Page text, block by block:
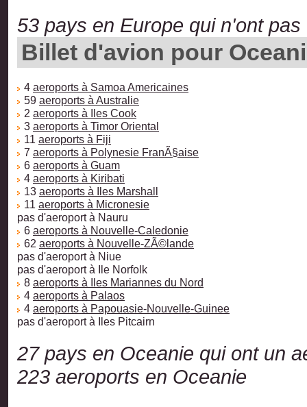
53 pays en Europe qui n'ont
Billet d'avion pour
4 aeroports à Samoa Americaines
59 aeroports à Australie
2 aeroports à Iles Cook
3 aeroports à Timor Oriental
11 aeroports à Fiji
7 aeroports à Polynesie FranÃ§aise
6 aeroports à Guam
4 aeroports à Kiribati
13 aeroports à Iles Marshall
11 aeroports à Micronesie
pas d'aeroport à Nauru
6 aeroports à Nouvelle-Caledonie
62 aeroports à Nouvelle-ZÃ©lande
pas d'aeroport à Niue
pas d'aeroport à Ile Norfolk
8 aeroports à Iles Mariannes du Nord
4 aeroports à Palaos
4 aeroports à Papouasie-Nouvelle-Guinee
pas d'aeroport à Iles Pitcairn
27 pays en Oceanie qui ont un
223 aeroports en Oceanie